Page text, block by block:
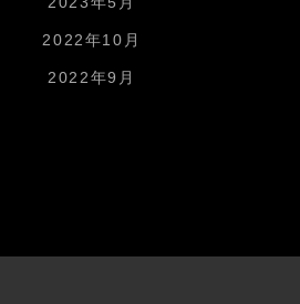
2022年10月
2022年9月